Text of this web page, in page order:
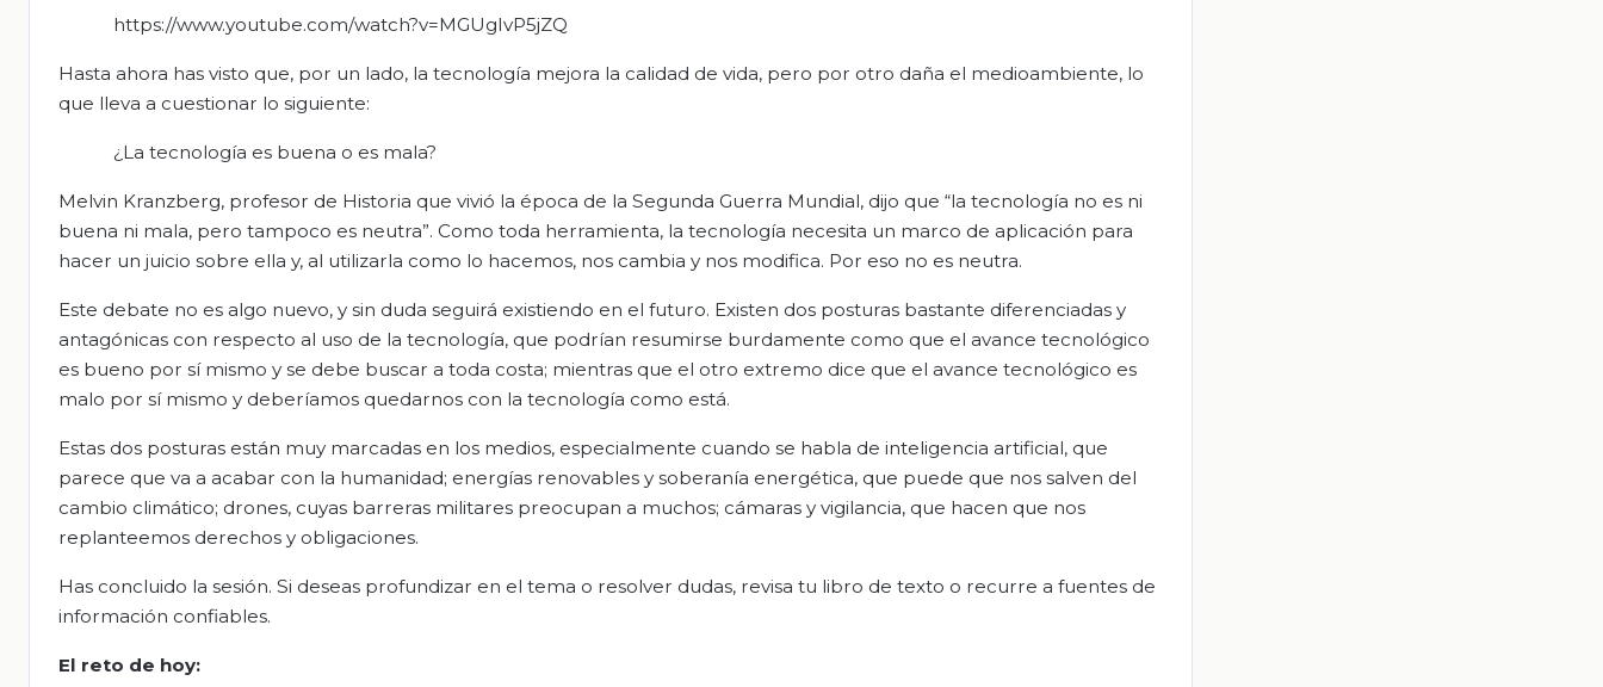
https://www.youtube.com/watch?v=MGUgIvP5jZQ
Hasta ahora has visto que, por un lado, la tecnología mejora la calidad de vida, pero por otro daña el medioambiente, lo
que lleva a cuestionar lo siguiente:
¿La tecnología es buena o es mala?
Melvin Kranzberg, profesor de Historia que vivió la época de la Segunda Guerra Mundial, dijo que “la tecnología no es ni
buena ni mala, pero tampoco es neutra”. Como toda herramienta, la tecnología necesita un marco de aplicación para
hacer un juicio sobre ella y, al utilizarla como lo hacemos, nos cambia y nos modifica. Por eso no es neutra.
Este debate no es algo nuevo, y sin duda seguirá existiendo en el futuro. Existen dos posturas bastante diferenciadas y
antagónicas con respecto al uso de la tecnología, que podrían resumirse burdamente como que el avance tecnológico
es bueno por sí mismo y se debe buscar a toda costa; mientras que el otro extremo dice que el avance tecnológico es
malo por sí mismo y deberíamos quedarnos con la tecnología como está.
Estas dos posturas están muy marcadas en los medios, especialmente cuando se habla de inteligencia artificial, que
parece que va a acabar con la humanidad; energías renovables y soberanía energética, que puede que nos salven del
cambio climático; drones, cuyas barreras militares preocupan a muchos; cámaras y vigilancia, que hacen que nos
replanteemos derechos y obligaciones.
Has concluido la sesión. Si deseas profundizar en el tema o resolver dudas, revisa tu libro de texto o recurre a fuentes de
información confiables.
El reto de hoy: